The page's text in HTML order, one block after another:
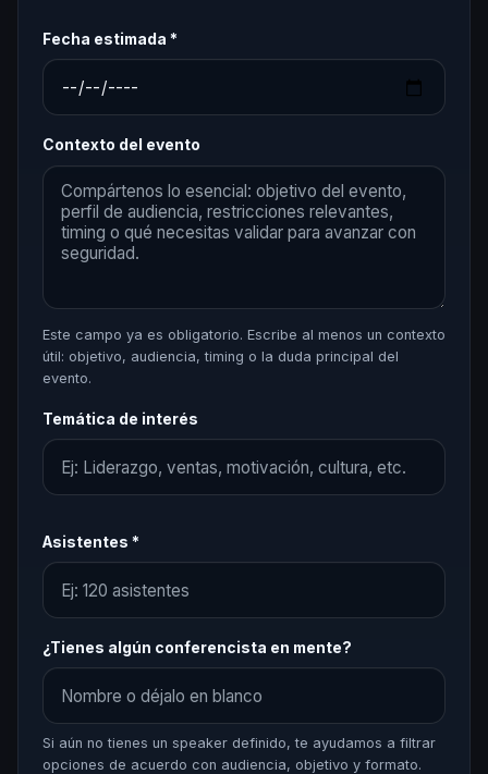
Fecha estimada *
Contexto del evento
Este campo ya es obligatorio. Escribe al menos un contexto
útil: objetivo, audiencia, timing o la duda principal del
evento.
Temática de interés
Asistentes *
¿Tienes algún conferencista en mente?
Si aún no tienes un speaker definido, te ayudamos a filtrar
opciones de acuerdo con audiencia, objetivo y formato.